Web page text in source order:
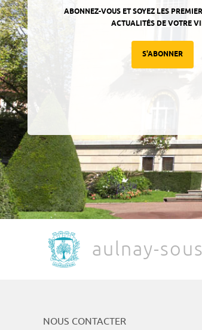
ABONNEZ-VOUS ET SOYEZ LES
ACTUALITÉS DE VOTRE
S'ABONNER
aulnay-
NOUS CONTACTER